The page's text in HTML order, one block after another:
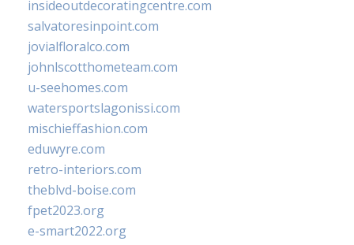
insideoutdecoratingcentre.com
salvatoresinpoint.com
jovialfloralco.com
johnlscotthometeam.com
u-seehomes.com
watersportslagonissi.com
mischieffashion.com
eduwyre.com
retro-interiors.com
theblvd-boise.com
fpet2023.org
e-smart2022.org